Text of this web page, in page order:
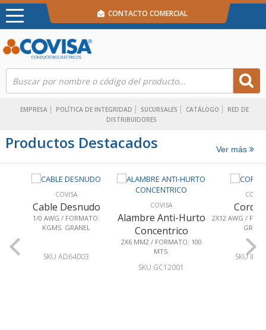
EMPRESA POLÍTICA DE INTEGRIDAD SUCURSALES CATÁLOGO
RED DE
DISTRIBUIDORES
CONTACTO COMERCIAL
Productos Destacados Ver más
COVISA
Cable Desnudo
1/0 AWG / FORMATO:
KGMS. GRANEL
SKU AD64003
COVISA
Alambre Anti-Hurto
Concentrico
2X6 MM2 / FORMATO: 100
MTS.
SKU GC12001
COVISA
Cordon
2X12 AWG /
GRANEL
SKU